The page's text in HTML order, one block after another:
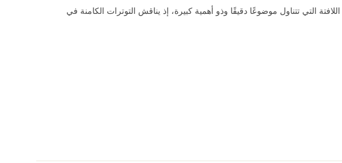
التي تتناول موضوعًا دقيقًا وذو أهمية كبيرة، إذ يناقش التوترات الكامنة في